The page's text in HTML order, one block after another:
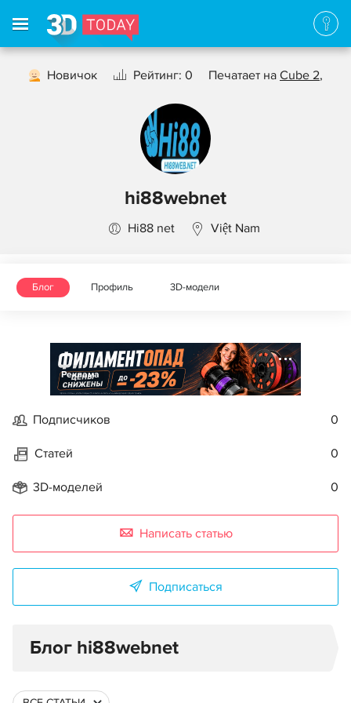
Новичок Рейтинг: 0 Печатает на Cube 2,
hi88webnet
Hi88 net Việt Nam
Блог Профиль 3D-модели
Реклама
Подписчиков 0
Статей 0
3D-моделей 0
Написать статью
Подписаться
Блог hi88webnet